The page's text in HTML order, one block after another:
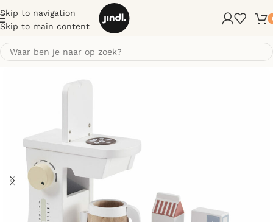
Skip to navigation
Skip to main content